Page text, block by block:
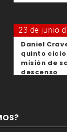
23 de junio
Daniel
quinto ciclo
misión de
descenso